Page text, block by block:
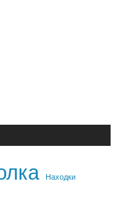
Находки